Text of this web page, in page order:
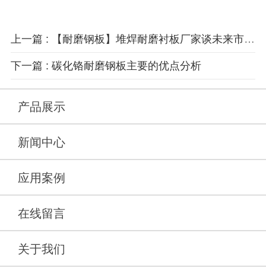
上一篇 : 【耐磨钢板】堆焊耐磨衬板厂家谈未来市场趋势分析
下一篇 : 碳化铬耐磨钢板主要的优点分析
产品展示
新闻中心
应用案例
在线留言
关于我们